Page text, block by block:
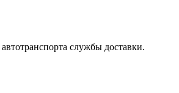
службы доставки.